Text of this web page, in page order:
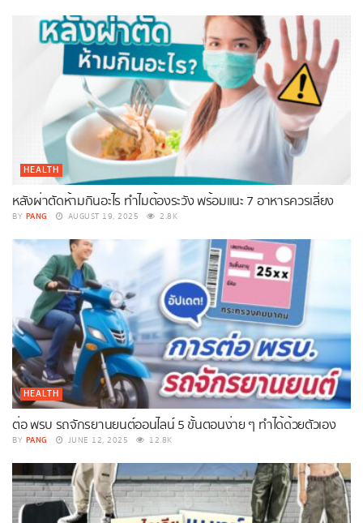
HEALTH
หลังผ่าตัดห้ามกินอะไร ทำไมต้องระวัง พร้อมแนะ 7 อาหารควรเลี่ยง
BY PANG AUGUST 19, 2025 2.8K
HEALTH
ต่อ พรบ รถจักรยานยนต์ออนไลน์ 5 ขั้นตอนง่าย ๆ ทำได้ด้วยตัวเอง
BY PANG JUNE 12, 2025 12.8K